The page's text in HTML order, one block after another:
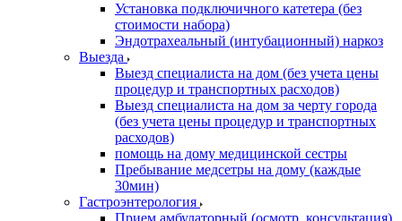
Установка подключичного катетера (без
стоимости набора)
Эндотрахеальный (интубационный) наркоз
Выезда
Выезд специалиста на дом (без учета цены
процедур и транспортных расходов)
Выезд специалиста на дом за черту города
(без учета цены процедур и транспортных
расходов)
помощь на дому медицинской сестры
Пребывание медсетры на дому (каждые
30мин)
Гастроэнтерология
Прием амбулаторный (осмотр, консультация)